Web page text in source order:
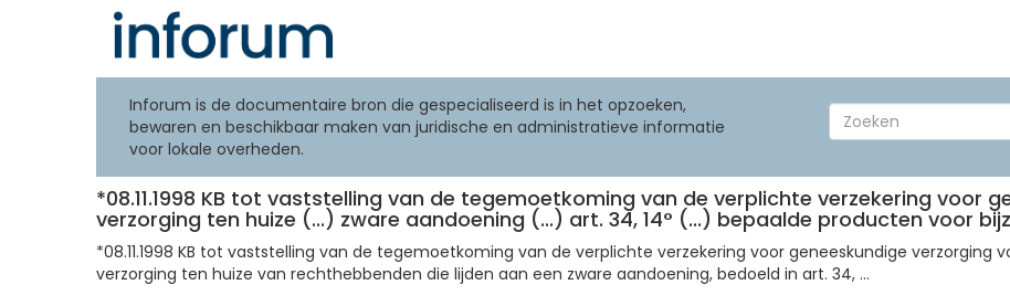
Inforum is de documentaire bron die gespecialiseerd is in het opzoeken,
bewaren en beschikbaar maken van juridische en administratieve informatie
voor lokale overheden.
*08.11.1998 KB tot vaststelling van de tegemoetkoming van de verplichte verzekering voor
verzorging ten huize (...) zware aandoening (...) art. 34, 14° (...) bepaalde producten voor
*08.11.1998 KB tot vaststelling van de tegemoetkoming van de verplichte verzekering voor geneeskundige verzorging
verzorging ten huize van rechthebbenden die lijden aan een zware aandoening, bedoeld in art. 34, ...